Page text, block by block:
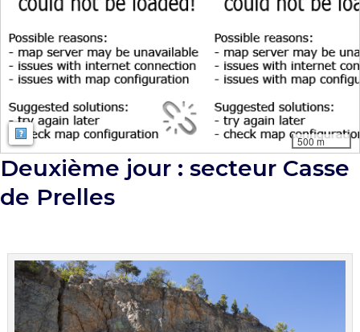
Map: Map: ©OpenStreetMap contributors ,SRTM| Map style:
500 m
Deuxième jour : secteur Casse
de Prelles